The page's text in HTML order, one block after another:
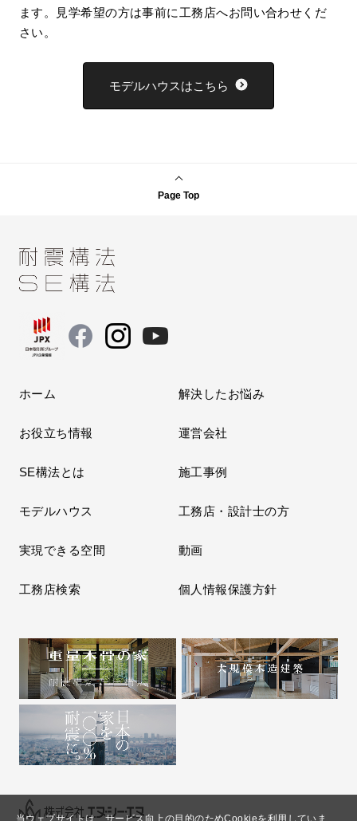
当ウェブサイトは、サービス向上の目的のためCookieを利用していま
ます。見学希望の方は事前に工務店へお問い合わせくだ
さい。
モデルハウスはこちら
Page Top
ホーム 解決したお悩み
お役立ち情報 運営会社
SE構法とは 施工事例
モデルハウス 工務店・設計士の方
実現できる空間 動画
工務店検索 個人情報保護方針